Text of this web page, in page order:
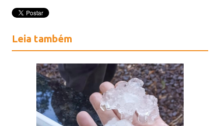
Leia também